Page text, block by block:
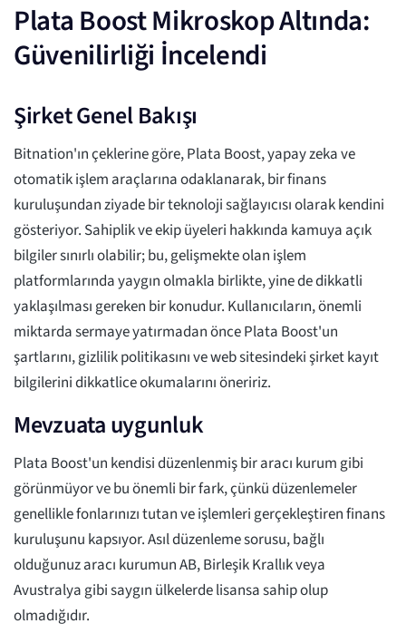
Plata Boost Mikroskop Altında:
Güvenilirliği İncelendi
Şirket Genel Bakışı
Bitnation'ın çeklerine göre, Plata Boost, yapay zeka ve
otomatik işlem araçlarına odaklanarak, bir finans
kuruluşundan ziyade bir teknoloji sağlayıcısı olarak kendini
gösteriyor. Sahiplik ve ekip üyeleri hakkında kamuya açık
bilgiler sınırlı olabilir; bu, gelişmekte olan işlem
platformlarında yaygın olmakla birlikte, yine de dikkatli
yaklaşılması gereken bir konudur. Kullanıcıların, önemli
miktarda sermaye yatırmadan önce Plata Boost'un
şartlarını, gizlilik politikasını ve web sitesindeki şirket kayıt
bilgilerini dikkatlice okumalarını öneririz.
Mevzuata uygunluk
Plata Boost'un kendisi düzenlenmiş bir aracı kurum gibi
görünmüyor ve bu önemli bir fark, çünkü düzenlemeler
genellikle fonlarınızı tutan ve işlemleri gerçekleştiren finans
kuruluşunu kapsıyor. Asıl düzenleme sorusu, bağlı
olduğunuz aracı kurumun AB, Birleşik Krallık veya
Avustralya gibi saygın ülkelerde lisansa sahip olup
olmadığıdır.